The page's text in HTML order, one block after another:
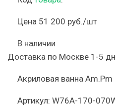
Цена 51 200 руб./шт
В наличии
Доставка по Москве 1-5
Акриловая ванна
Артикул: W76А-170-